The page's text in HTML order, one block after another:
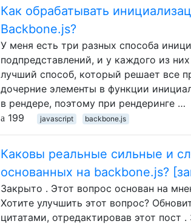
Как обрабатывать
Backbone.js?
У меня есть три разных способа
подпредставлений, и у каждого из
лучший способ, который решает все
дочерние элементы в функции
в рендере, поэтому при рендеринге …
199
javascript backbone.js
Каковы реальные сильные и
основанных на backbone.js?
Закрыто . Этот вопрос основан на
Хотите улучшить этот вопрос?
цитатами, отредактировав этот пост